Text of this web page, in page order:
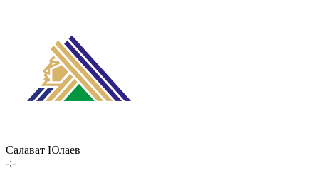
Салават Юлаев
-:-